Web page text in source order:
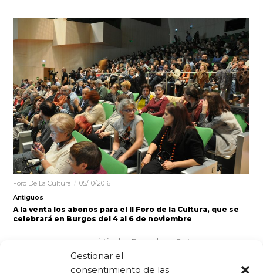
Gestionar el
consentimiento de las
Foro De La Cultura
05/10/2016
Antiguos
A la venta los abonos para el II Foro de la Cultura, que se
celebrará en Burgos del 4 al 6 de noviembre
Los abonos para asistir al II Foro de la Cultura, que se
celebrará en Burgos entre los días 4 y…